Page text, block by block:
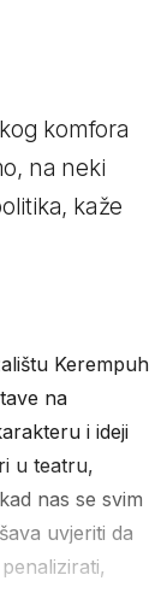
komfora
na neki
kaže
Kerempuh
na
i ideji
u teatru,
nas se svim
uvjeriti da